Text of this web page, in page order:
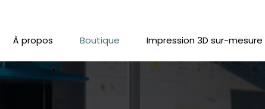
À propos Boutique Impression 3D sur-mesure